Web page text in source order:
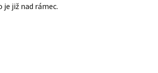
je již nad rámec.